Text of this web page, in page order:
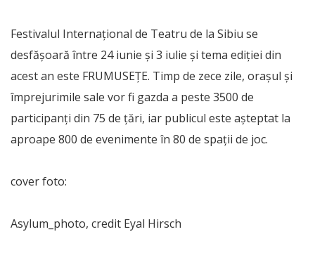
Festivalul Internațional de Teatru de la Sibiu se
desfășoară între 24 iunie și 3 iulie și tema ediției din
acest an este FRUMUSEȚE. Timp de zece zile, orașul și
împrejurimile sale vor fi gazda a peste 3500 de
participanți din 75 de țări, iar publicul este așteptat la
aproape 800 de evenimente în 80 de spații de joc.
cover foto:
Asylum_photo, credit Eyal Hirsch